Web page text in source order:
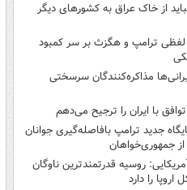
از خاک عراق به کشورهای دیگر
لفظی ترامپ و هگزث بر سر کمبود
مذاکره‌کنندگان سرسختی
با ایران را ترجیح می‌دهم
جدید ترامپ بافاصله‌گیری جوانان
جمهوری‌خواهان
روسیه قدرتمندترین ناوگان
را دارد